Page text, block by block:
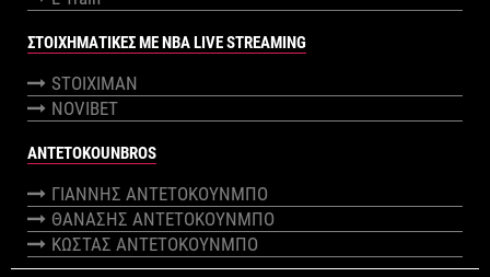
ΣΤΟΙΧΗΜΑΤΙΚΕΣ ΜΕ NBA LIVE STREAMING
STOIXIMAN
NOVIBET
ANTETOKOUNBROS
ΓΙΑΝΝΗΣ ΑΝΤΕΤΟΚΟΥΝΜΠΟ
ΘΑΝΑΣΗΣ ΑΝΤΕΤΟΚΟΥΝΜΠΟ
ΚΩΣΤΑΣ ΑΝΤΕΤΟΚΟΥΝΜΠΟ